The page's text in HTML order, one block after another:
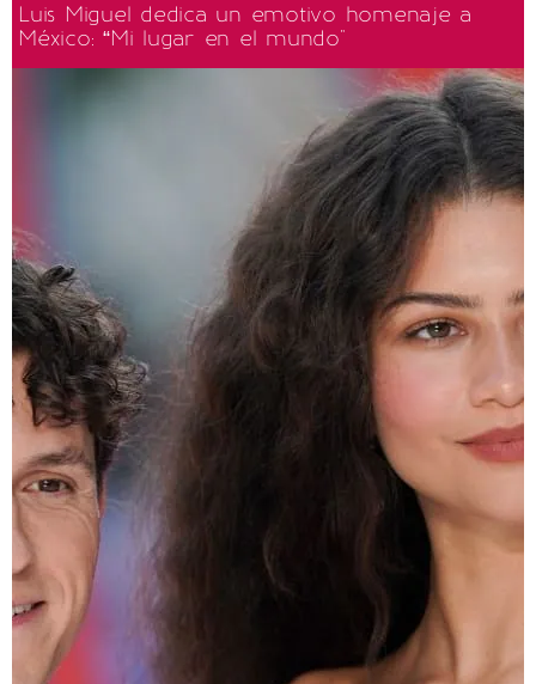
Luis Miguel dedica un emotivo homenaje a
México: “Mi lugar en el mundo"